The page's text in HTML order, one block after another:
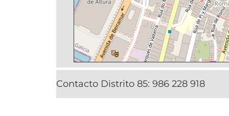
Contacto Distrito 85: 986 228 918